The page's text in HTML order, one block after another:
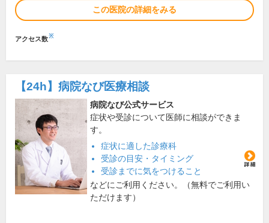
この医院の詳細をみる
アクセス数※
【24h】 病院なび医療相談
病院なび公式サービス
症状や受診について医師に相談ができま
す。
症状に適した診療科
受診の目安・タイミング
受診までに気をつけること
などにご利用ください。（無料でご利用い
ただけます）